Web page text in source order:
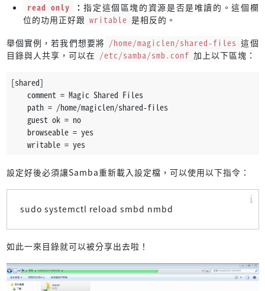
read only
：指定這個區塊的資源是否是唯讀的。這個欄
位的功用正好跟 writable 是相反的。
舉個實例，若我們想要將 /home/magiclen/shared-files 這個
目錄與人共享，可以在 /etc/samba/smb.conf 加上以下區塊：
[shared]
    comment = Magic Shared Files
    path = /home/magiclen/shared-files
    guest ok = no
    browseable = yes
    writable = yes
設定好後必須讓Samba重新載入設定檔，可以使用以下指令：
sudo systemctl reload smbd nmbd
如此一來目錄就可以被分享出去啦！